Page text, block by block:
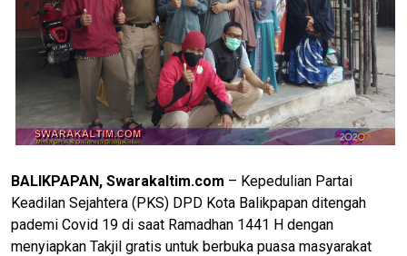
BALIKPAPAN, Swarakaltim.com – Kepedulian Partai
Keadilan Sejahtera (PKS) DPD Kota Balikpapan ditengah
pademi Covid 19 di saat Ramadhan 1441 H dengan
menyiapkan Takjil gratis untuk berbuka puasa masyarakat